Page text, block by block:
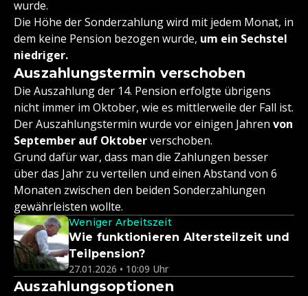
wurde.
Die Höhe der Sonderzahlung wird mit jedem Monat, in
dem keine Pension bezogen wurde, um ein Sechstel
niedriger.
Auszahlungstermin verschoben
Die Auszahlung der 14. Pension erfolgte übrigens
nicht immer im Oktober, wie es mittlerweile der Fall ist.
Der Auszahlungstermin wurde vor einigen Jahren von
September auf Oktoberverschoben.
Grund dafür war, dass man die Zahlungen besser
über das Jahr zu verteilen und einen Abstand von 6
Monaten zwischen den beiden Sonderzahlungen
gewährleisten wollte.
Weniger Arbeitszeit
Wie funktionieren Altersteilzeit und
Teilpension?
27.01.2026 • 10:09 Uhr
Auszahlungsoptionen